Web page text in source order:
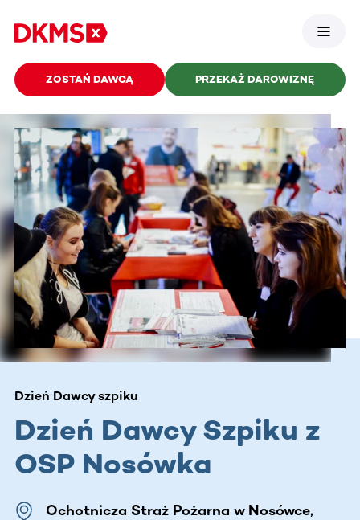
ZOSTAŃ DAWCĄ PRZEKAŻ DAROWIZNĘ
Dzień Dawcy szpiku
Dzień Dawcy Szpiku z
OSP Nosówka
Ochotnicza Straż Pożarna w Nosówce,